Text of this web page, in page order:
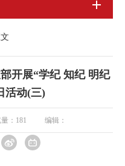
开展“学纪 知纪 明纪
活动(三)
： 181 编辑：